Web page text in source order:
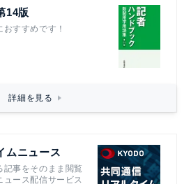
14版
すすめです！
詳細を見る
ムニュース
記事をそのまま閲覧
ース配信サービス